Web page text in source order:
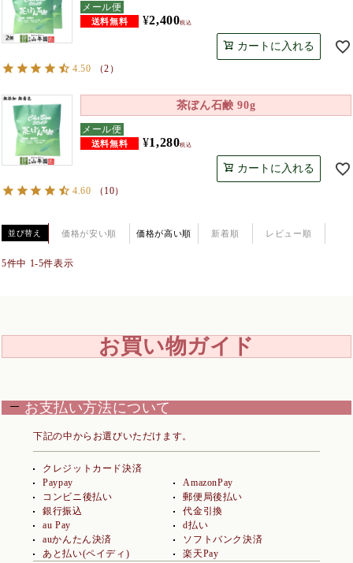
メール便
¥2,400税込
カートに入れる
4.50 （2 ）
茶ぼん石鹸 90g
メール便
¥1,280税込
カートに入れる
4.60 （ 10）
並び替え 価格が安い順 価格が高い順 新着順 レビュー順
5件中 1-5件表示
お買い物ガイド
お支払い方法について
下記の中からお選びいただけます。
クレジットカード決済
Paypay
AmazonPay
コンビニ後払い
郵便局後払い
銀行振込
代金引換
au Pay
d払い
auかんたん決済
ソフトバンク決済
あと払い(ペイディ)
楽天Pay